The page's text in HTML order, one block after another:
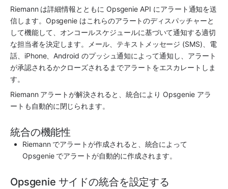
Riemann は詳細情報とともに Opsgenie API にアラート通知を送
信します。 Opsgenie はこれらのアラートのディスパッチャーと
して機能して、オンコールスケジュールに基づいて通知する適切
な担当者を決定します。メール、テキストメッセージ (SMS)、電
話、iPhone、Android のプッシュ通知によって通知し、アラート
が承認されるかクローズされるまでアラートをエスカレートしま
す。
Riemann アラートが解決されると、統合により Opsgenie アラ
ートも自動的に閉じられます。
統合の機能性
Riemann
Opsgenie でアラートが自動的に作成されます。
Opsgenie サイドの統合を設定する